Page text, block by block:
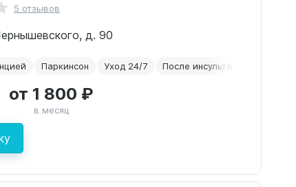
5 отзывов
д. 90
Паркинсон Уход 24/7 После инсульта
от 1 800 ₽
в месяц